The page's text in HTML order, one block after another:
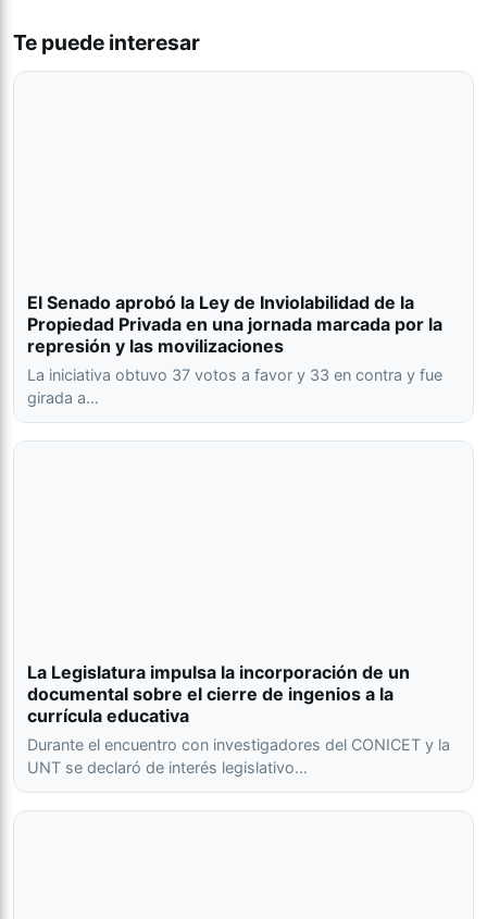
Te puede interesar
El Senado aprobó la Ley de Inviolabilidad de la
Propiedad Privada en una jornada marcada por la
represión y las movilizaciones
La iniciativa obtuvo 37 votos a favor y 33 en contra y fue
girada a…
La Legislatura impulsa la incorporación de un
documental sobre el cierre de ingenios a la
currícula educativa
Durante el encuentro con investigadores del CONICET y la
UNT se declaró de interés legislativo…